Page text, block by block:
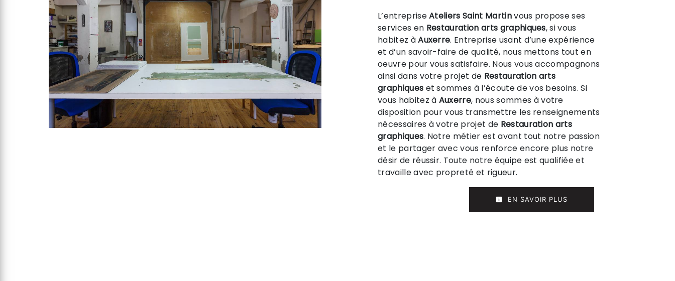
L’entrepriseAteliers Saint Martinvous propose ses
services en Restauration arts graphiques, si vous
habitez àAuxerre. Entreprise usant d’une expérience
et d’un savoir-faire de qualité, nous mettons tout en
oeuvre pour vous satisfaire. Nous vous accompagnons
ainsi dans votre projet de Restauration arts
graphiques et sommes à l’écoute de vos besoins. Si
vous habitez à Auxerre, nous sommes à votre
disposition pour vous transmettre les renseignements
nécessaires à votre projet de Restauration arts
graphiques. Notre métier est avant tout notre passion
et le partager avec vous renforce encore plus notre
désir de réussir. Toute notre équipe est qualifiée et
travaille avec propreté et rigueur.
EN SAVOIR PLUS